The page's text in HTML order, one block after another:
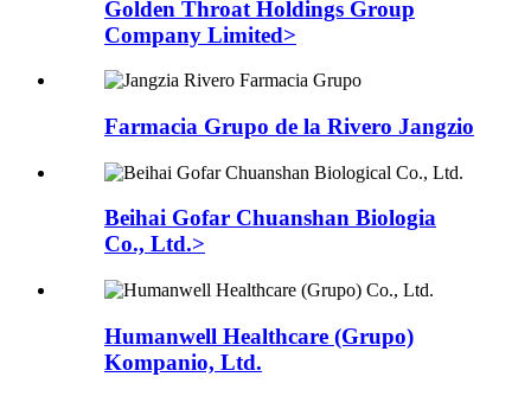
Golden Throat Holdings Group
Company Limited>
Farmacia Grupo de la Rivero Jangzio
Beihai Gofar Chuanshan Biologia
Co., Ltd.>
Humanwell Healthcare (Grupo)
Kompanio, Ltd.